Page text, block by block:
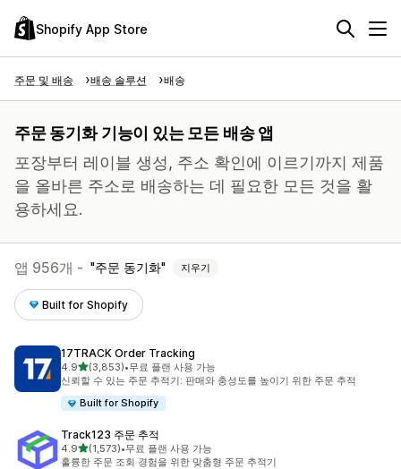
Shopify App Store
주문 및 배송 배송 솔루션 배송
주문 동기화 기능이 있는 모든 배송 앱
포장부터 레이블 생성, 주소 확인에 이르기까지 제품
을 올바른 주소로 배송하는 데 필요한 모든 것을 활
용하세요.
앱 956개 - 주문 동기화 지우기
Built for Shopify
17TRACK Order Tracking
4.9별 5개 중
(3,853)
총 리뷰 3853개
•무료 플랜 사용 가능
신뢰할 수 있는 주문 추적기: 판매와 충성도를 높이기 위한 주문 추적
Built for Shopify
Track123 주문 추적
4.9별 5개 중
(1,573)
총 리뷰 1573개
•무료 플랜 사용 가능
훌륭한 주문 조회 경험을 위한 맞춤형 주문 추적기